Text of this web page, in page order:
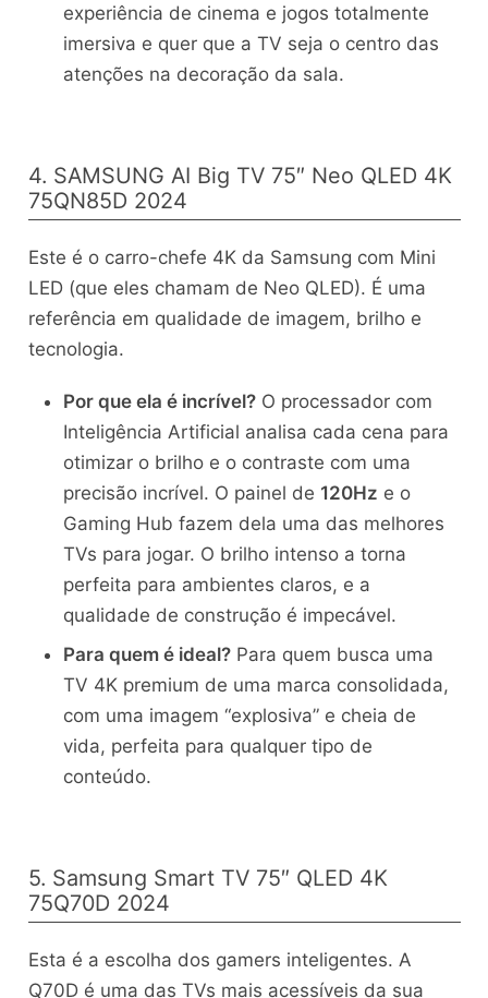
experiência de cinema e jogos totalmente
imersiva e quer que a TV seja o centro das
atenções na decoração da sala.
4. SAMSUNG AI Big TV 75″ Neo QLED 4K
75QN85D 2024
Este é o carro-chefe 4K da Samsung com Mini
LED (que eles chamam de Neo QLED). É uma
referência em qualidade de imagem, brilho e
tecnologia.
Por que ela é incrível?O processador com
Inteligência Artificial analisa cada cena para
otimizar o brilho e o contraste com uma
precisão incrível. O painel de 120Hz e o
Gaming Hub fazem dela uma das melhores
TVs para jogar. O brilho intenso a torna
perfeita para ambientes claros, e a
qualidade de construção é impecável.
Para quem é ideal?Para quem busca uma
TV 4K premium de uma marca consolidada,
com uma imagem “explosiva” e cheia de
vida, perfeita para qualquer tipo de
conteúdo.
5. Samsung Smart TV 75″ QLED 4K
75Q70D 2024
Esta é a escolha dos gamers inteligentes. A
Q70D é uma das TVs mais acessíveis da sua